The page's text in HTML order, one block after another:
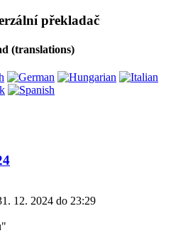
překladač
(translations)
12. 2024 do 23:29